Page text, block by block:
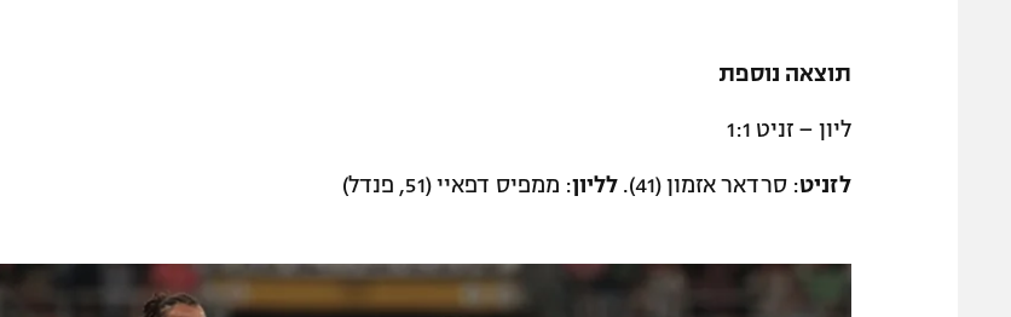
תוצאה נוספת
ליון – זניט 1:1
לזניט: סרדאר אזמון (41). לליון: ממפיס דפאיי (51, פנדל)